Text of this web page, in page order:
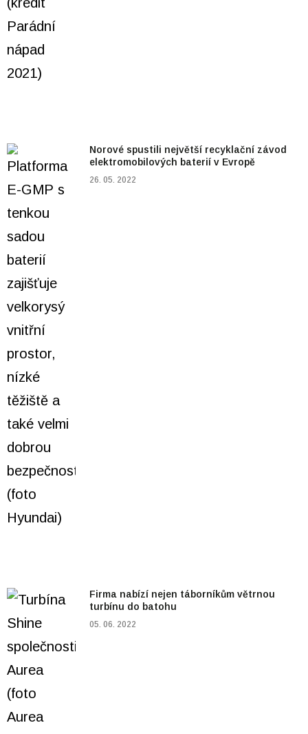
Norové spustili největší recyklační závod
elektromobilových baterií v Evropě
26. 05. 2022
Firma nabízí nejen táborníkům větrnou
turbínu do batohu
05. 06. 2022